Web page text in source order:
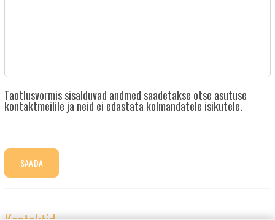
Taotlusvormis sisalduvad andmed saadetakse otse asutuse
kontaktmeilile ja neid ei edastata kolmandatele isikutele.
SAADA